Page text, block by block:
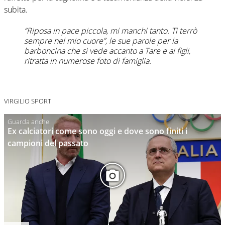
subita.
“Riposa in pace piccola, mi manchi tanto. Ti terrò
sempre nel mio cuore”, le sue parole per la
barboncina che si vede accanto a Tare e ai figli,
ritratta in numerose foto di famiglia.
VIRGILIO SPORT
Ex calciatori come sono oggi e dove sono finiti i
campioni del passato